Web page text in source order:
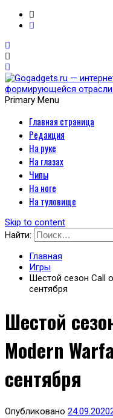
проект,
активно
отрасли
устройств
Primary Menu
Главная страница
Редакция
На руке
На глазах
Чипы
На ноге
На туловище
Skip to content
Найти:
Главная
Игры
Шестой сезон Call
сентября
Шестой
Modern
сентября
Опубликовано 24.09.2020